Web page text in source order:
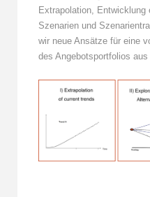
Extrapolation, Entwicklung
Szenarien und
wir neue Ansätze für eine
des Angebotsportfolios